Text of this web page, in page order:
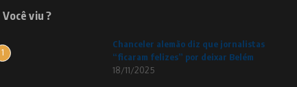
Você viu ?
1
Chanceler alemão diz que jornalistas
“ficaram felizes” por deixar Belém
18/11/2025